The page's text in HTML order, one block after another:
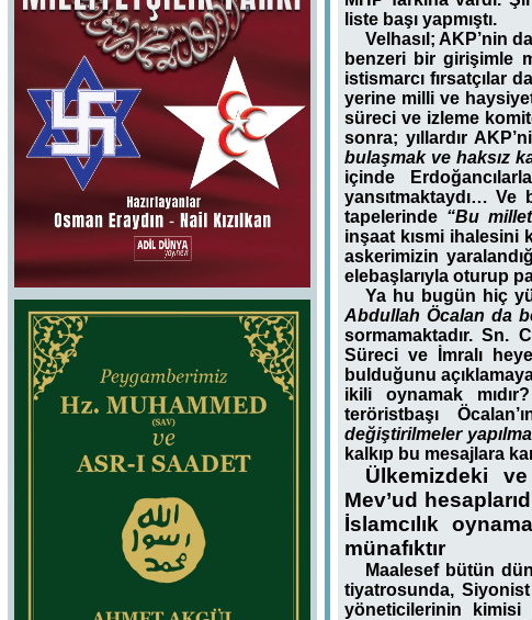
liste başı yapmıştı.
Velhasıl; AKP’nin
benzeri bir girişimle
istismarcı fırsatçılar
yerine milli ve
süreci ve izleme
sonra; yıllardır
bulaşmak ve haksız
içinde
yansıtmaktaydı… Ve
tapelerinde “Bu
inşaat kısmi ihalesini
askerimizin
elebaşlarıyla oturup
Ya hu bugün hiç
Abdullah Öcalan da
sormamaktadır. Sn.
Süreci ve İmralı
bulduğunu
ikili oynamak
teröristbaşı
değiştirilmeler
kalkıp bu mesajlara
Ülkemizdeki
Mev’ud
İslamcılık
münafıktır
Maalesef bütün
tiyatrosunda,
yöneticilerinin kimisi